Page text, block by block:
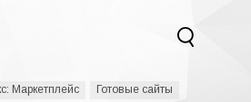
Маркетплейс
Готовые сайты